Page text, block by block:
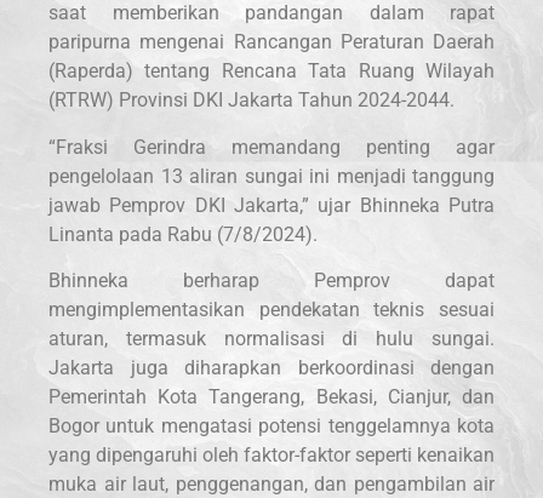
saat memberikan pandangan dalam rapat
paripurna mengenai Rancangan Peraturan Daerah
(Raperda) tentang Rencana Tata Ruang Wilayah
(RTRW) Provinsi DKI Jakarta Tahun 2024-2044.
“Fraksi Gerindra memandang penting agar
pengelolaan 13 aliran sungai ini menjadi tanggung
jawab Pemprov DKI Jakarta,” ujar Bhinneka Putra
Linanta pada Rabu (7/8/2024).
Bhinneka berharap Pemprov dapat
mengimplementasikan pendekatan teknis sesuai
aturan, termasuk normalisasi di hulu sungai.
Jakarta juga diharapkan berkoordinasi dengan
Pemerintah Kota Tangerang, Bekasi, Cianjur, dan
Bogor untuk mengatasi potensi tenggelamnya kota
yang dipengaruhi oleh faktor-faktor seperti kenaikan
muka air laut, penggenangan, dan pengambilan air